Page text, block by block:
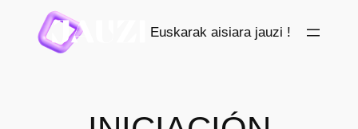
contenido
Euskarak aisiara jauzi !